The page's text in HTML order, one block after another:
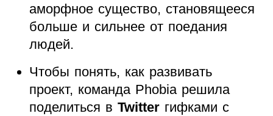
аморфное существо, становящееся
больше и сильнее от поедания
людей.
Чтобы понять, как развивать
проект, команда Phobia решила
поделиться в Twitterгифками с